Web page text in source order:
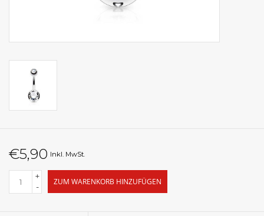
€5,90 Inkl. MwSt.
+
-
ZUM WARENKORB HINZUFÜGEN